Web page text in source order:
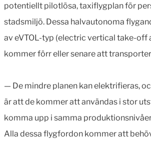
potentiellt pilotlösa, taxiflygplan för
stadsmiljö. Dessa halvautonoma
av eVTOL-typ (electric vertical take-off
kommer förr eller senare att
— De mindre planen kan elektrifieras,
är att de kommer att användas i stor
komma upp i samma
Alla dessa flygfordon kommer att